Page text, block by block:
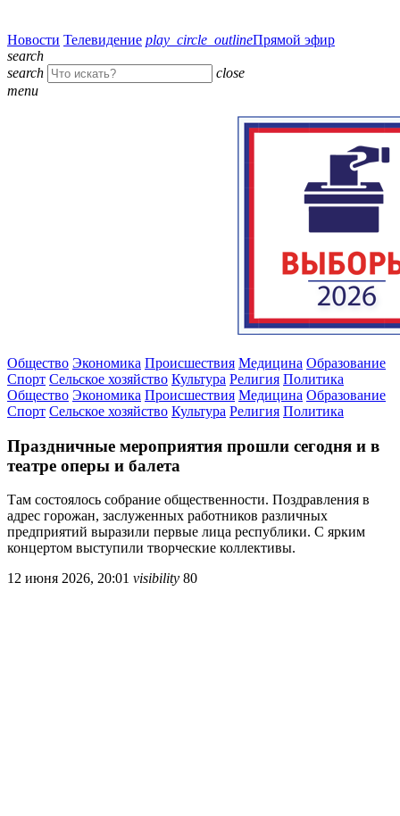
Новости Телевидение play_circle_outlineПрямой эфир
search
search
close
menu
Общество Экономика Происшествия Медицина Образование
Спорт Сельское хозяйство Культура Религия Политика
Общество Экономика Происшествия Медицина Образование
Спорт Сельское хозяйство Культура Религия Политика
Праздничные мероприятия прошли сегодня и в
театре оперы и балета
Там состоялось собрание общественности. Поздравления в
адрес горожан, заслуженных работников различных
предприятий выразили первые лица республики. С ярким
концертом выступили творческие коллективы.
12 июня 2026, 20:01 visibility 80